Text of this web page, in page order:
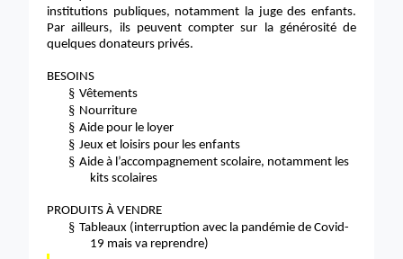
institutions publiques, notamment la juge des enfants.
Par ailleurs, ils peuvent compter sur la générosité de
quelques donateurs privés.
BESOINS
§ Vêtements
§ Nourriture
§ Aide pour le loyer
§ Jeux et loisirs pour les enfants
§ Aide à l’accompagnement scolaire, notamment les
kits scolaires
PRODUITS À VENDRE
§ Tableaux (interruption avec la pandémie de Covid-
19 mais va reprendre)